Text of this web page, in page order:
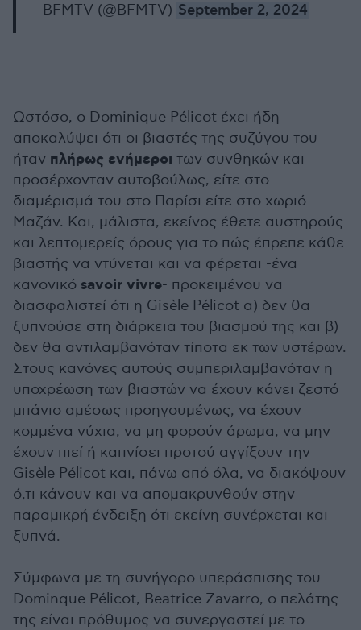
— BFMTV (@BFMTV) September 2, 2024
Ωστόσο, ο Dominique Pélicot έχει ήδη
αποκαλύψει ότι οι βιαστές της συζύγου του
ήταν πλήρως ενήμεροι των συνθηκών και
προσέρχονταν αυτοβούλως, είτε στο
διαμέρισμά του στο Παρίσι είτε στο χωριό
Μαζάν. Και, μάλιστα, εκείνος έθετε αυστηρούς
και λεπτομερείς όρους για το πώς έπρεπε κάθε
βιαστής να ντύνεται και να φέρεται -ένα
κανονικό savoir vivre- προκειμένου να
διασφαλιστεί ότι η Gisèle Pélicot α) δεν θα
ξυπνούσε στη διάρκεια του βιασμού της και β)
δεν θα αντιλαμβανόταν τίποτα εκ των υστέρων.
Στους κανόνες αυτούς συμπεριλαμβανόταν η
υποχρέωση των βιαστών να έχουν κάνει ζεστό
μπάνιο αμέσως προηγουμένως, να έχουν
κομμένα νύχια, να μη φορούν άρωμα, να μην
έχουν πιεί ή καπνίσει προτού αγγίξουν την
Gisèle Pélicot και, πάνω από όλα, να διακόψουν
ό,τι κάνουν και να απομακρυνθούν στην
παραμικρή ένδειξη ότι εκείνη συνέρχεται και
ξυπνά.
Σύμφωνα με τη συνήγορο υπεράσπισης του
Dominque Pélicot, Beatrice Zavarro, ο πελάτης
της είναι πρόθυμος να συνεργαστεί με το